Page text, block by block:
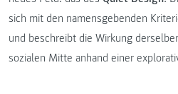
sich mit den namensgebenden
und beschreibt die Wirkung
sozialen Mitte anhand einer